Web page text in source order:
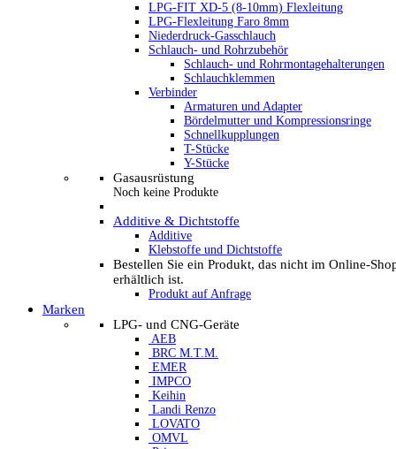
LPG-FIT XD-5 (8-10mm) Flexleitung
LPG-Flexleitung Faro 8mm
Niederdruck-Gasschlauch
Schlauch- und Rohrzubehör
Schlauch- und Rohrmontagehalterungen
Schlauchklemmen
Verbinder
Armaturen und Adapter
Bördelmutter und Kompressionsringe
Schnellkupplungen
T-Stücke
Y-Stücke
Gasausrüstung
Noch keine Produkte
Additive & Dichtstoffe
Additive
Klebstoffe und Dichtstoffe
Bestellen Sie ein Produkt, das nicht im Online-
erhältlich ist.
Produkt auf Anfrage
Marken
LPG- und CNG-Geräte
AEB
BRC M.T.M.
EMER
IMPCO
Keihin
Landi Renzo
LOVATO
OMVL